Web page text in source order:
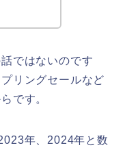
ではないのです
リングセールなど
です。
年、2024年と数